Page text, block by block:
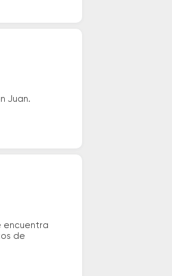
Juan.
encuentra
de